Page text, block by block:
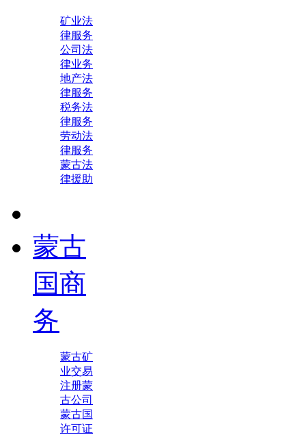
矿业法
律服务
公司法
律业务
地产法
律服务
税务法
律服务
劳动法
律服务
蒙古法
律援助
蒙古
国商
务
蒙古矿
业交易
注册蒙
古公司
蒙古国
许可证